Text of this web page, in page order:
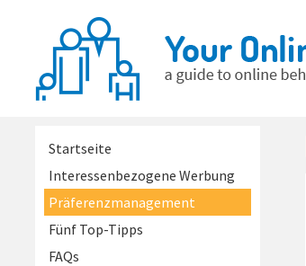
Startseite
Interessenbezogene Werbung
Präferenzmanagement
Fünf Top-Tipps
FAQs